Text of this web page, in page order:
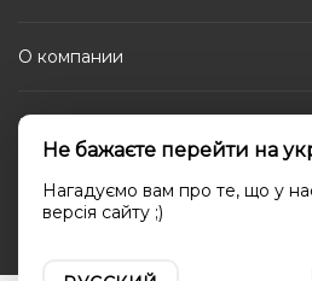
О компании
Каталог
Социальные
Не бажаєте перейти на
Нагадуємо вам про те, що у
версія сайту ;)